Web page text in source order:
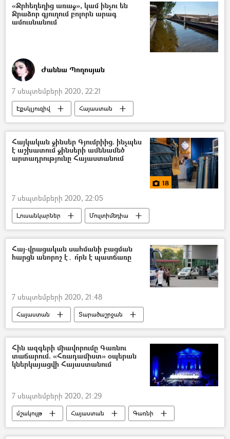
«Ջրհեղեղից առաջ», կամ ինչու են
Ջրաձոր գյուղում բոլորն արագ
ամուսնանում
Ժաննա Պողոսյան
7 սեպտեմբերի 2020, 22:21
Էքսկլյուզիվ
Հայաստան
Կապսի ջրամբար
Ջրաձոր
Գյուղ
գյուղացի
Շիրակի մարզ
ջրամբար
Հայկական ջինսեր Գյումրիից. ինչպես
է աշխատում ջինսերի ամենամեծ
արտադրությունը Հայաստանում
18
7 սեպտեմբերի 2020, 22:05
Լուսանկարներ
Մուլտիմեդիա
Տնտեսություն
Հայաստան
խանութ
Գյումրի արտադրություն
Հայ-վրացական սահմանի բացման
հարցն անորոշ է․ ո՞րն է պատճառը
7 սեպտեմբերի 2020, 21:48
Հայաստան
Տարածաշրջան
Աշխարհ
Վրաստանի Հանրապետություն
Ընտրություններ
Սահման
կորոնավիրուս
ընդդիմություն
Հին ազգերի միավորումը Գառնու
տաճարում. «Հռադամիստ» օպերան
կներկայացվի Հայաստանում
7 սեպտեմբերի 2020, 21:29
մշակույթ Հայաստան
Գառնի
օպերա
Գերմանիա